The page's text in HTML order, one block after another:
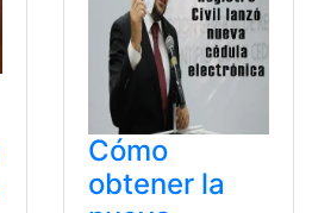
Cómo
obtener la